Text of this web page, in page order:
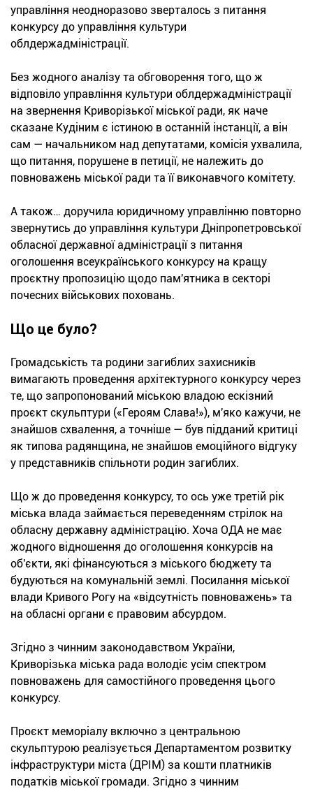
управління неодноразово зверталось з питання
конкурсу до управління культури
облдержадміністрації.
Без жодного аналізу та обговорення того, що ж
відповіло управління культури облдержадміністрації
на звернення Криворізької міської ради, як наче
сказане Кудіним є істиною в останній інстанції, а він
сам — начальником над депутатами, комісія ухвалила,
що питання, порушене в петиції, не належить до
повноважень міської ради та її виконавчого комітету.
А також… доручила юридичному управлінню повторно
звернутись до управління культури Дніпропетровської
обласної державної адміністрації з питання
оголошення всеукраїнського конкурсу на кращу
проєктну пропозицію щодо пам'ятника в секторі
почесних військових поховань.
Що це було?
Громадськість та родини загиблих захисників
вимагають проведення архітектурного конкурсу через
те, що запропонований міською владою ескізний
проєкт скульптури («Героям Слава!»), м'яко кажучи, не
знайшов схвалення, а точніше — був підданий критиці
як типова радянщина, не знайшов емоційного відгуку
у представників спільноти родин загиблих.
Що ж до проведення конкурсу, то ось уже третій рік
міська влада займається переведенням стрілок на
обласну державну адміністрацію. Хоча ОДА не має
жодного відношення до оголошення конкурсів на
об'єкти, які фінансуються з міського бюджету та
будуються на комунальній землі. Посилання міської
влади Кривого Рогу на «відсутність повноважень» та
на обласні органи є правовим абсурдом.
Згідно з чинним законодавством України,
Криворізька міська рада володіє усім спектром
повноважень для самостійного проведення цього
конкурсу.
Проєкт меморіалу включно з центральною
скульптурою реалізується Департаментом розвитку
інфраструктури міста (ДРІМ) за кошти платників
податків міської громади. Згідно з чинним